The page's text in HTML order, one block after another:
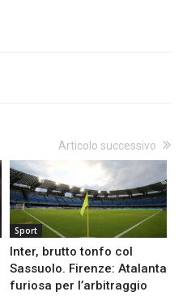
Articolo successivo
Sport
Inter, brutto tonfo col
Sassuolo. Firenze: Atalanta
furiosa per l’arbitraggio